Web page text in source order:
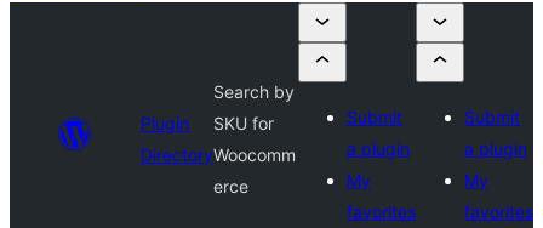
Plugin
Directory
Search by
SKU for
Woocomm
erce
Submit
a plugin
My
favorites
Submit
a plugin
My
favorites